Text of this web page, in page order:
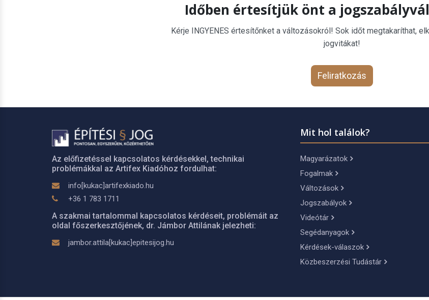
Időben értesítjük önt a
Kérje INGYENES értesítőnket a változásokról! Sok időt megtakaríthat,
jogvitákat!
Feliratkozás
Az előfizetéssel kapcsolatos kérdésekkel, technikai
problémákkal az Artifex Kiadóhoz fordulhat:
info[kukac]artifexkiado.hu
+36 1 783 1711
A szakmai tartalommal kapcsolatos kérdéseit, problémáit az
oldal főszerkesztőjének, dr. Jámbor Attilának jelezheti:
jambor.attila[kukac]epitesijog.hu
Mit hol találok?
Magyarázatok
Fogalmak
Változások
Jogszabályok
Videótár
Segédanyagok
Kérdések-válaszok
Közbeszerzési Tudástár